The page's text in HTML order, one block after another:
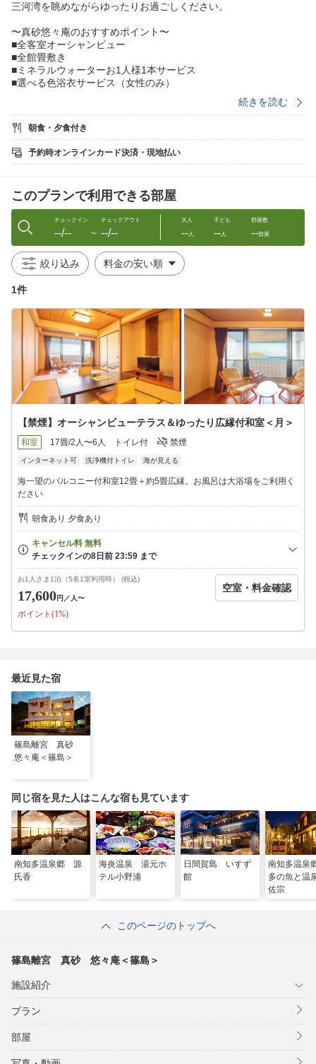
三河湾を眺めながらゆったりお過ごしください。
〜真砂悠々庵のおすすめポイント〜
■全客室オーシャンビュー
■全館畳敷き
■ミネラルウォーターお1人様1本サービス
■選べる色浴衣サービス（女性のみ）
【お食事】
［夕食：スタンダード会席］
（献立一例）
・たこぶつ
・鮑の踊り焼き
・旬魚の西京焼き
・大アサリ
・篠島名物しらす天ぷら
・しらすのだし茶漬け
・デザート
※団体（15名〜）のお客様は広間でのお食事も可能
［朝食：和定食］
自家製海苔の佃煮、しらすの佃煮、絶品アジの開き、釜揚げしら
す等を
ご用意。
・お食事場所：夕食は客室／朝食は海が見える広間
・お食事時間：夕食17時30分〜20時／朝食8〜9時
【客室】
全7室
※露天風呂付客室3室
【大浴場／貸切風呂】
展望風呂「万景の湯」・1階「うぐいすの湯」
朝 6:30〜9:30
21時以降は45分毎の貸切風呂
※予約制／チェックイン順
【送迎・荷物預かりサービス】
■篠島港までの送迎：14時半以降
（要事前相談）
■チェックイン前の荷物預かり可能
（持込みのみ）
※港まで徒歩約20分。新町公園近辺、黄色い看板が目印
・師崎港前の名鉄駐車場（有料）
【名鉄海上観光船10％OFF】
当プランにてご予約・ご宿泊の方限定で、日間賀島や篠島へ行く
名鉄海上観光船の往復乗船料が10％オフになります。
河和港乗船センター、及び師崎港観光センターのチケット売り場
詳細をご提示ください。
ているようお願いします。
※割引できる上限人数は、宿泊者人数
※急行料金は割引対象外
続きを読む
朝食・夕食付き
予約時オンラインカード決済・現地払い
このプランで利用できる部屋
チェックイン
--/-- 〜
チェックアウト
--/--
大人
--人
子ども
--人
部屋数
--部屋
絞り込み
1件
【禁煙】オーシャンビューテラス＆ゆったり広縁付和室＜月＞
和室 17畳/2人〜6人 トイレ付 禁煙
インターネット可 洗浄機付トイレ 海が見える
海一望のバルコニー付和室12畳＋約5畳広縁。お風呂は大浴場をご利用く
ださい
朝食あり 夕食あり
お1人さま1泊（5名1室利用時） (税込)
17,600円 ／人〜
ポイント(1%)
空室・料金確認
最近見た宿
篠島離宮 真砂
悠々庵＜篠島＞
同じ宿を見た人はこんな宿も見ています
南知多温泉郷 源
氏香
海炎温泉 湯元ホ
テル小野浦
日間賀島 いすず
館
南知多温
多の魚と
佐宗
このページのトップへ
篠島離宮 真砂 悠々庵＜篠島＞
施設紹介
プラン
部屋